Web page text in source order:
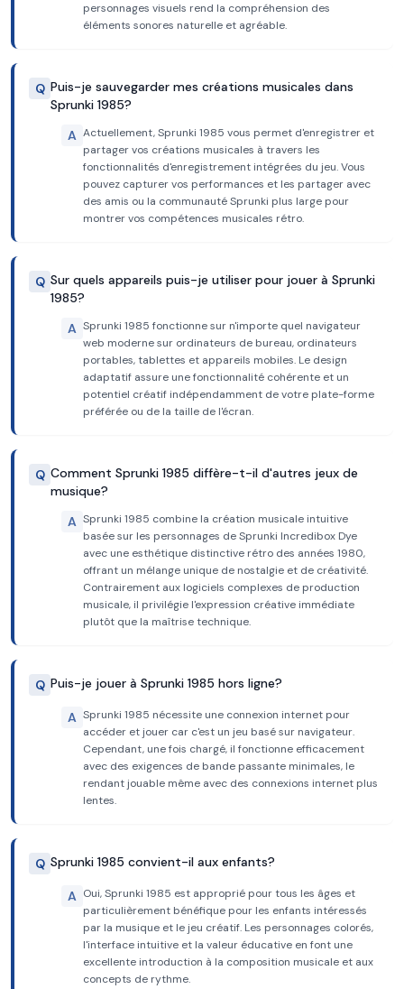
personnages visuels rend la compréhension des
éléments sonores naturelle et agréable.
Q Puis-je sauvegarder mes créations musicales dans
Sprunki 1985?
A Actuellement, Sprunki 1985 vous permet d'enregistrer et
partager vos créations musicales à travers les
fonctionnalités d'enregistrement intégrées du jeu. Vous
pouvez capturer vos performances et les partager avec
des amis ou la communauté Sprunki plus large pour
montrer vos compétences musicales rétro.
Q Sur quels appareils puis-je utiliser pour jouer à Sprunki
1985?
A Sprunki 1985 fonctionne sur n'importe quel navigateur
web moderne sur ordinateurs de bureau, ordinateurs
portables, tablettes et appareils mobiles. Le design
adaptatif assure une fonctionnalité cohérente et un
potentiel créatif indépendamment de votre plate-forme
préférée ou de la taille de l'écran.
Q Comment Sprunki 1985 diffère-t-il d'autres jeux de
musique?
A Sprunki 1985 combine la création musicale intuitive
basée sur les personnages de Sprunki Incredibox Dye
avec une esthétique distinctive rétro des années 1980,
offrant un mélange unique de nostalgie et de créativité.
Contrairement aux logiciels complexes de production
musicale, il privilégie l'expression créative immédiate
plutôt que la maîtrise technique.
Q Puis-je jouer à Sprunki 1985 hors ligne?
A Sprunki 1985 nécessite une connexion internet pour
accéder et jouer car c'est un jeu basé sur navigateur.
Cependant, une fois chargé, il fonctionne efficacement
avec des exigences de bande passante minimales, le
rendant jouable même avec des connexions internet plus
lentes.
Q Sprunki 1985 convient-il aux enfants?
A Oui, Sprunki 1985 est approprié pour tous les âges et
particulièrement bénéfique pour les enfants intéressés
par la musique et le jeu créatif. Les personnages colorés,
l'interface intuitive et la valeur éducative en font une
excellente introduction à la composition musicale et aux
concepts de rythme.